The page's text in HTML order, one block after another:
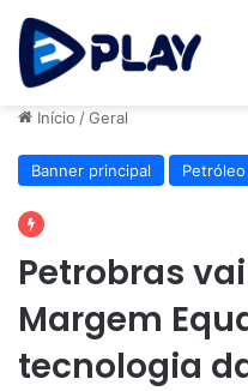
Início /Geral
Banner principal
Petrobras
Margem
tecnologia